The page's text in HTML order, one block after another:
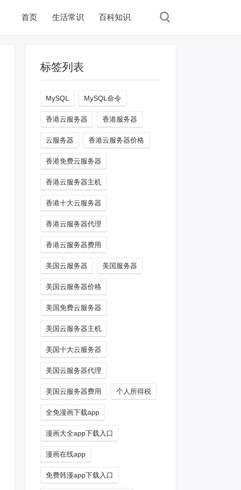
首页 生活常识 百科知识
标签列表
MySQL MySQL命令
香港云服务器 香港服务器
云服务器 香港云服务器价格
香港免费云服务器
香港云服务器主机
香港十大云服务器
香港云服务器代理
香港云服务器费用
美国云服务器 美国服务器
美国云服务器价格
美国免费云服务器
美国云服务器主机
美国十大云服务器
美国云服务器代理
美国云服务器费用 个人所得税
全免漫画下载app
漫画大全app下载入口
漫画在线app
免费韩漫app下载入口